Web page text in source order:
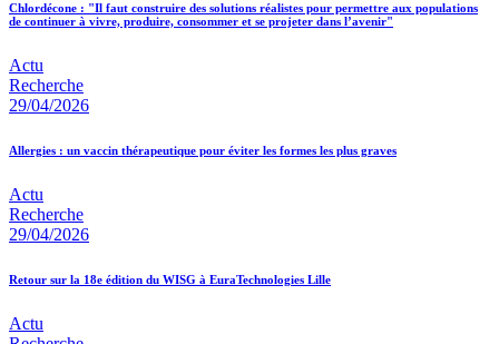
Chlordécone : "Il faut construire des solutions réalistes pour permettre aux populations
de continuer à vivre, produire, consommer et se projeter dans l’avenir"
Actu
Recherche
29/04/2026
Allergies : un vaccin thérapeutique pour éviter les formes les plus graves
Actu
Recherche
29/04/2026
Retour sur la 18e édition du WISG à EuraTechnologies Lille
Actu